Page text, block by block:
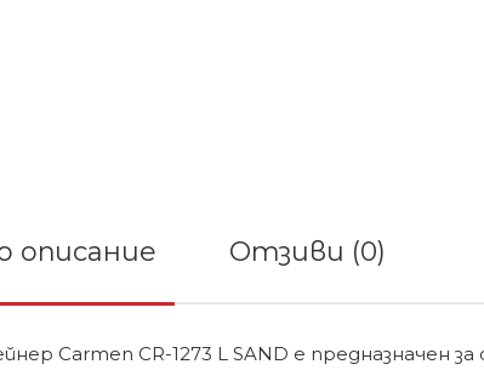
описание Отзиви (0)
Carmen CR-1273 L SAND e предназначен